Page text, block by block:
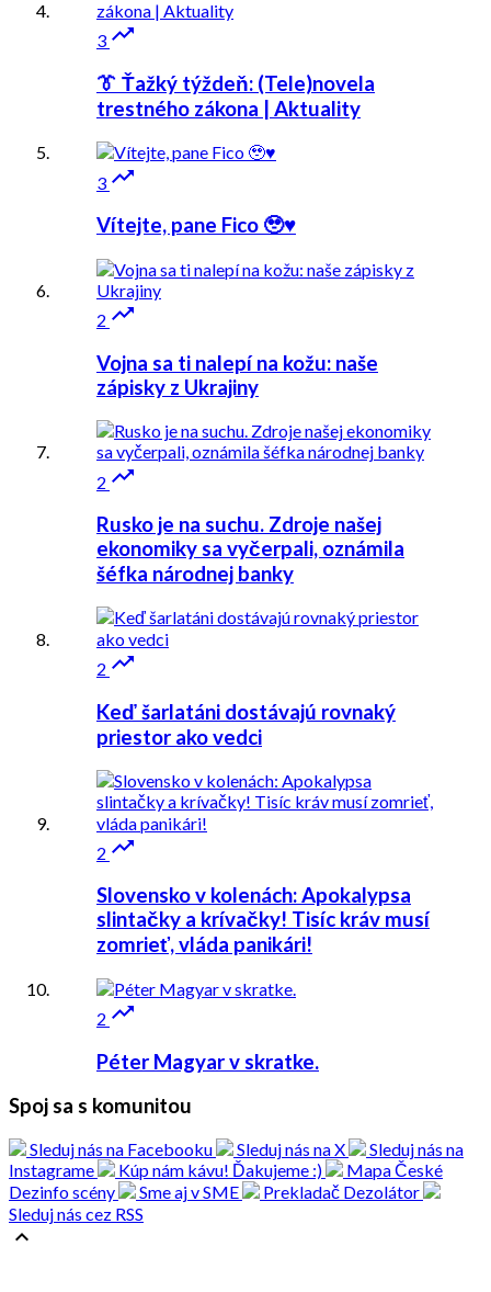
3 
👔 Ťažký týždeň: (Tele)novela
trestného zákona | Aktuality
3 
Vítejte, pane Fico 🥹♥️
2 
Vojna sa ti nalepí na kožu: naše
zápisky z Ukrajiny
2 
Rusko je na suchu. Zdroje našej
ekonomiky sa vyčerpali, oznámila
šéfka národnej banky
2 
Keď šarlatáni dostávajú rovnaký
priestor ako vedci
2 
Slovensko v kolenách: Apokalypsa
slintačky a krívačky! Tisíc kráv musí
zomrieť, vláda panikári!
2 
Péter Magyar v skratke.
Spoj sa s komunitou
Sleduj nás na Facebooku Sleduj nás na X
Sleduj nás na
Instagrame
Kúp nám kávu! Ďakujeme :)
Mapa České
Dezinfo scény
Sme aj v SME
Prekladač Dezolátor
Sleduj nás cez RSS
